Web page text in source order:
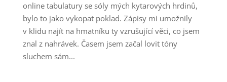
online tabulatury se sóly mých kytarových hrdinů,
bylo to jako vykopat poklad. Zápisy mi umožnily
v klidu najít na hmatníku ty vzrušující věci, co jsem
znal z nahrávek. Časem jsem začal lovit tóny
sluchem sám...